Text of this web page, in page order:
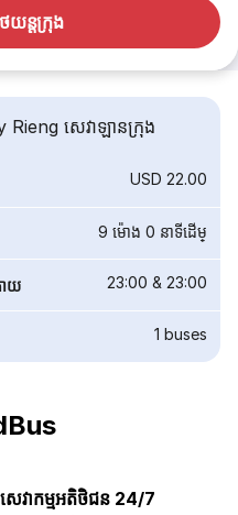
យន្តក្រុង
សេវាឡានក្រុង
USD 22.00
9 ម៉ោង 0 នាទី​ដើម្
យ 23:00 & 23:00
1 buses
សេវាកម្មអតិថិជន 24/7